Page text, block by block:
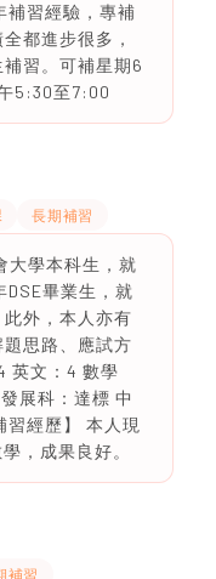
補習經驗，專補
都進步很多，
習。可補星期6
5:30至7:00
長期補習
大學本科生，就
畢業生，就
外，本人亦有
思路、應試方
英文：4 數學
展科：達標 中
經歷】 本人現
，成果良好。
補習